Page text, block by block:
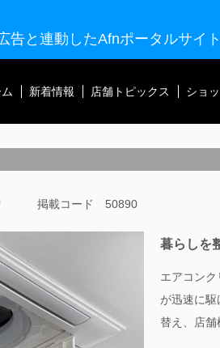
と連動したAfnポータルサイ
新着情報 店舗トピックス ショ
掲載コード 50890
暮らしを
エアコン
が迅速に
替え、店舗